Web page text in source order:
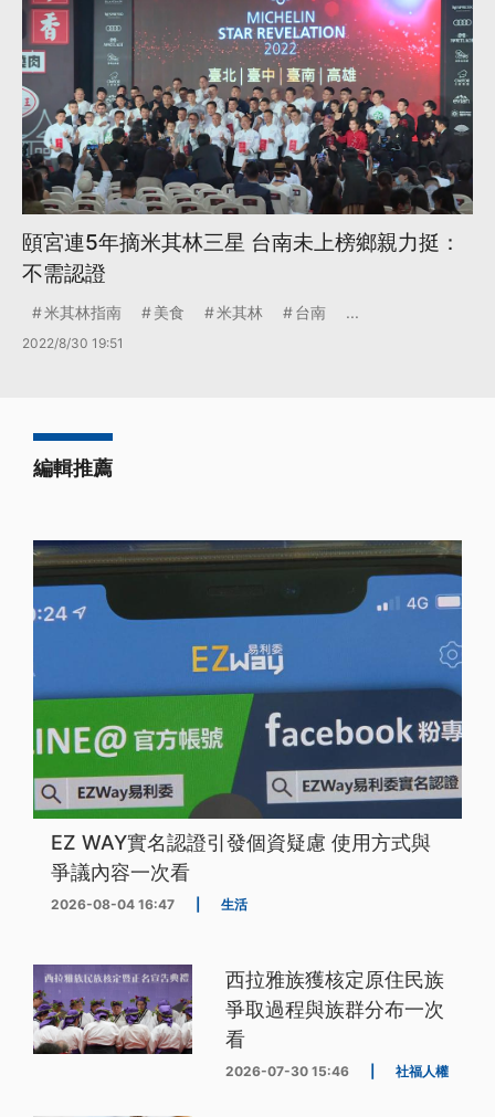
頤宮連5年摘米其林三星 台南未上榜鄉親力挺：
不需認證
米其林指南 美食 米其林 台南 ...
2022/8/30 19:51
編輯推薦
EZ WAY實名認證引發個資疑慮 使用方式與
爭議內容一次看
2026-08-04 16:47 生活
西拉雅族獲核定原住民族
爭取過程與族群分布一次
看
2026-07-30 15:46 社福人權